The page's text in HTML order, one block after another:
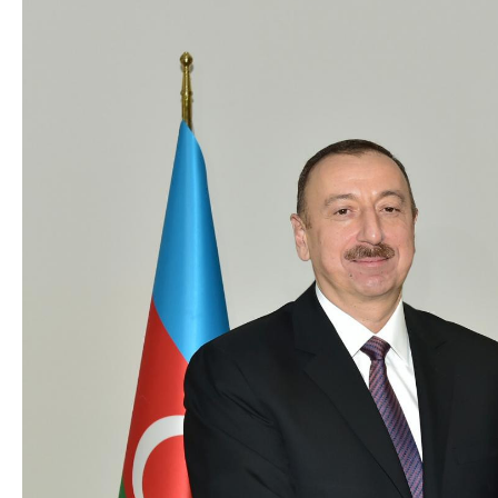
Yüksəliş hekayəsi
Mədəniyyətimizin Zəfəri
Zəfər Diasporu